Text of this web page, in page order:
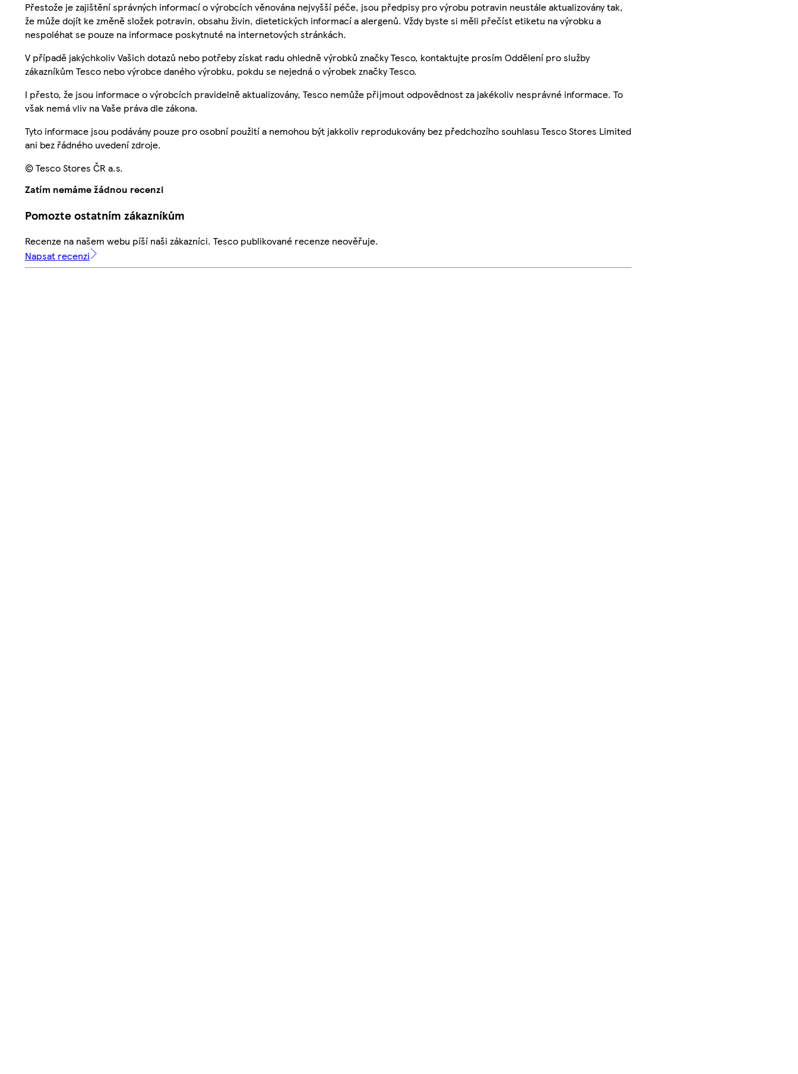
Přestože je zajištění správných informací o výrobcích věnována nejvyšší péče, jsou předpisy pro výrobu potravin neustále aktualizovány tak,
že může dojít ke změně složek potravin, obsahu živin, dietetických informací a alergenů. Vždy byste si měli přečíst etiketu na výrobku a
nespoléhat se pouze na informace poskytnuté na internetových stránkách.
V případě jakýchkoliv Vašich dotazů nebo potřeby získat radu ohledně výrobků značky Tesco, kontaktujte prosím Oddělení pro služby
zákazníkům Tesco nebo výrobce daného výrobku, pokdu se nejedná o výrobek značky Tesco.
I přesto, že jsou informace o výrobcích pravidelně aktualizovány, Tesco nemůže přijmout odpovědnost za jakékoliv nesprávné informace. To
však nemá vliv na Vaše práva dle zákona.
Tyto informace jsou podávány pouze pro osobní použití a nemohou být jakkoliv reprodukovány bez předchozího souhlasu Tesco Stores Limited
ani bez řádného uvedení zdroje.
© Tesco Stores ČR a.s.
Zatím nemáme žádnou recenzi
Pomozte ostatním zákazníkům
Recenze na našem webu píší naši zákazníci. Tesco publikované recenze neověřuje.
Napsat recenzi